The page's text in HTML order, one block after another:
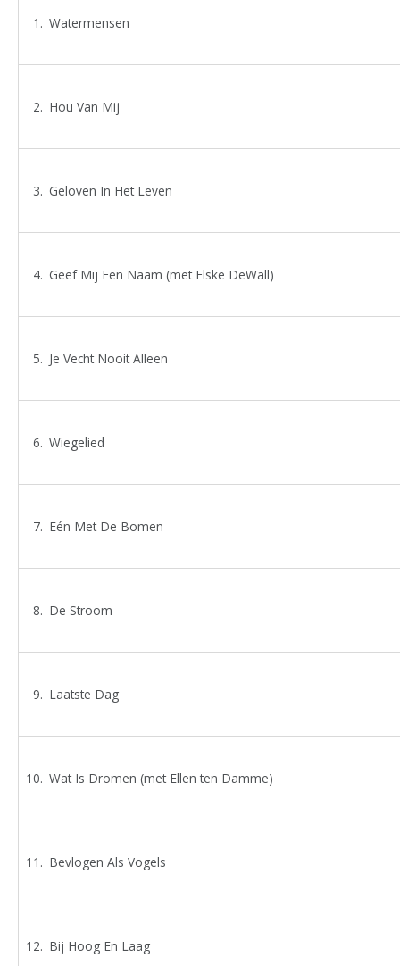
Watermensen
Hou Van Mij
Geloven In Het Leven
Geef Mij Een Naam (met Elske DeWall)
Je Vecht Nooit Alleen
Wiegelied
Eén Met De Bomen
De Stroom
Laatste Dag
Wat Is Dromen (met Ellen ten Damme)
Bevlogen Als Vogels
Bij Hoog En Laag